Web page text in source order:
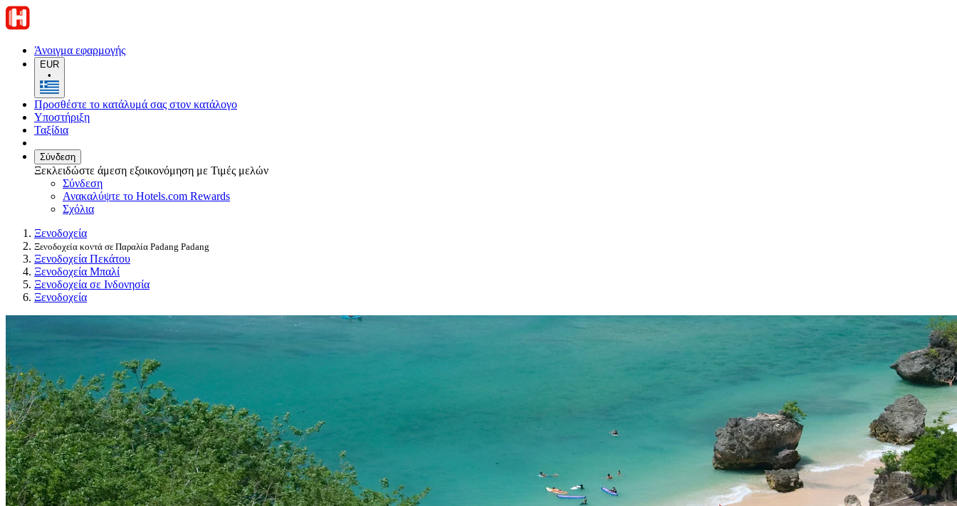
Άνοιγμα εφαρμογής
EUR
•
Προσθέστε το κατάλυμά σας στον κατάλογο
Υποστήριξη
Ταξίδια
Σύνδεση
Ξεκλειδώστε άμεση εξοικονόμηση με Τιμές μελών
Σύνδεση
Ανακαλύψτε το Hotels.com Rewards
Σχόλια
Ξενοδοχεία
Ξενοδοχεία κοντά σε Παραλία Padang Padang
Ξενοδοχεία Πεκάτου
Ξενοδοχεία Μπαλί
Ξενοδοχεία σε Ινδονησία
Ξενοδοχεία